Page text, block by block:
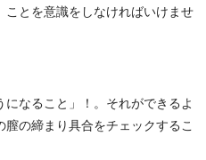
ことを意識をしなければいけませ
なること」！。それができるよ
の締まり具合をチェックするこ